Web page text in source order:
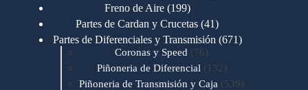
Freno de Aire 199199
productos
Partes de Cardan y Crucetas 4141
productos
Partes de Diferenciales y Transmisión 671671
Coronas y Speed 7676
productos
Piñoneria de Diferencial 132 132
productos
Piñoneria de Transmisión y Caja 539539